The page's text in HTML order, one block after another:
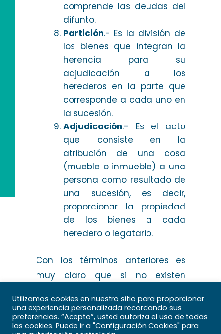
comprende las deudas del
difunto.
Partición.- Es la división de
los bienes que integran la
herencia para su
adjudicación a los
herederos en la parte que
corresponde a cada uno en
la sucesión.
Adjudicación.- Es el acto
que consiste en la
atribución de una cosa
(mueble o inmueble) a una
persona como resultado de
una sucesión, es decir,
proporcionar la propiedad
de los bienes a cada
heredero o legatario.
Con los términos anteriores es
muy claro que si no existen
todos sean mayores de edad,
exista o no un testamento, hay
Utilizamos cookies en nuestro sitio para proporcionar
una experiencia personalizada recordando sus
preferencias. “Acepto”, usted autoriza el uso de todas
las cookies. Puede ir a "Configuración Cookies" para